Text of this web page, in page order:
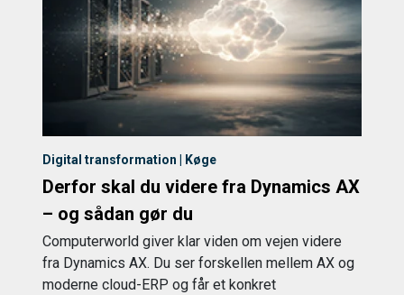
Digital transformation | Køge
Derfor skal du videre fra Dynamics AX
– og sådan gør du
Computerworld giver klar viden om vejen videre
fra Dynamics AX. Du ser forskellen mellem AX og
moderne cloud-ERP og får et konkret